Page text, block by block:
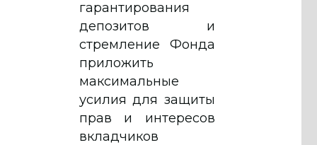
гарантирования
депозитов и
стремление Фонда
приложить
максимальные
усилия для защиты
прав и интересов
вкладчиков